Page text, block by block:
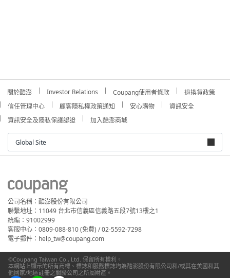
關於酷澎 Investor Relations Coupang使用者條款
退換貨政策
信任管理中心
顧客隱私權政策通知 安心購物
資訊安全
資訊安全及隱私保護認證
加入酷澎商城
Global Site
公司名稱：酷澎股份有限公司
聯繫地址：11049 台北市信義區信義路五段7號13樓之1
統編：91002999
客服中心：0809-088-810 (免費) / 02-5592-7298
電子郵件：help_tw@coupang.com
©Coupang Taiwan Co., Ltd. 保留所有權利。
本網站上顯示的所有商標、標誌和服務標誌均為酷澎股份有限公司和/或其在美國和其
他國家/地區註冊之關聯公司之所屬財產。